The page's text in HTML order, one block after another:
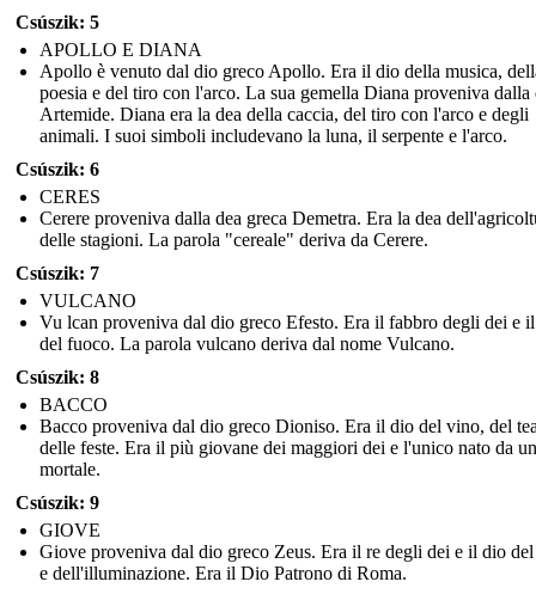
Csúszik: 5
APOLLO E DIANA
Apollo è venuto dal dio greco Apollo. Era il dio della musica,
poesia e del tiro con l'arco. La sua gemella Diana proveniva dalla
Artemide. Diana era la dea della caccia, del tiro con l'arco e degli
animali. I suoi simboli includevano la luna, il serpente e l'arco.
Csúszik: 6
CERES
Cerere proveniva dalla dea greca Demetra. Era la dea
delle stagioni. La parola "cereale" deriva da Cerere.
Csúszik: 7
VULCANO
Vu lcan proveniva dal dio greco Efesto. Era il fabbro degli dei e
del fuoco. La parola vulcano deriva dal nome Vulcano.
Csúszik: 8
BACCO
Bacco proveniva dal dio greco Dioniso. Era il dio del vino, del
delle feste. Era il più giovane dei maggiori dei e l'unico nato da un
mortale.
Csúszik: 9
GIOVE
Giove proveniva dal dio greco Zeus. Era il re degli dei e il dio
e dell'illuminazione. Era il Dio Patrono di Roma.